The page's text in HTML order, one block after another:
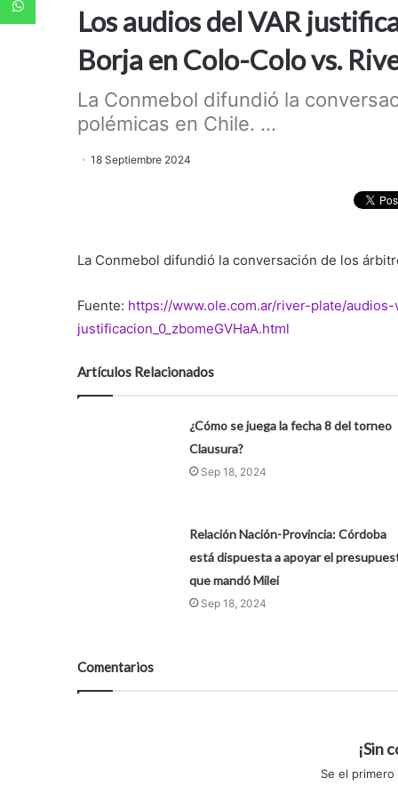
Los audios del VAR
Borja en Colo-Colo vs.
La Conmebol difundió la
polémicas en Chile. ...
18 Septiembre 2024
La Conmebol difundió la conversación de los
Fuente: https://www.ole.com.ar/river-plate/
justificacion_0_zbomeGVHaA.html
Artículos Relacionados
¿Cómo se juega la fecha 8 del torneo
Clausura?
Sep 18, 2024
Relación Nación-Provincia: Córdoba
está dispuesta a apoyar el
que mandó Milei
Sep 18, 2024
Comentarios
¡Sin
Se el